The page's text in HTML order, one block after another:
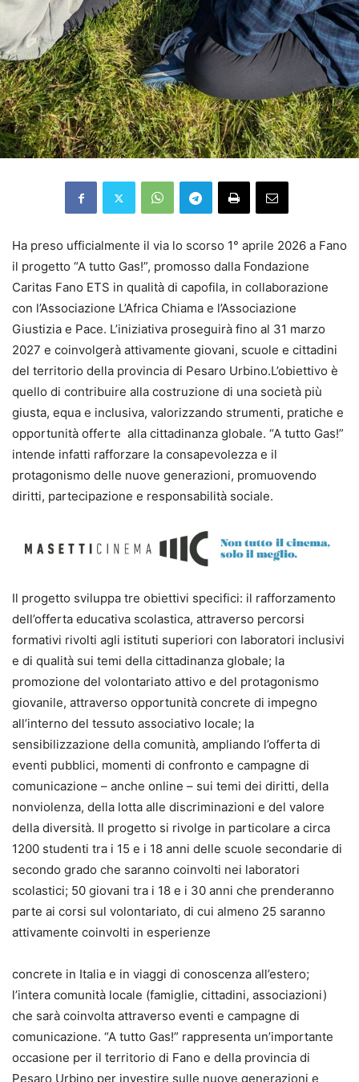
Ha preso ufficialmente il via lo scorso 1° aprile 2026 a Fano
il progetto “A tutto Gas!”, promosso dalla Fondazione
Caritas Fano ETS in qualità di capofila, in collaborazione
con l’Associazione L’Africa Chiama e l’Associazione
Giustizia e Pace. L’iniziativa proseguirà fino al 31 marzo
2027 e coinvolgerà attivamente giovani, scuole e cittadini
del territorio della provincia di Pesaro Urbino.L’obiettivo è
quello di contribuire alla costruzione di una società più
giusta, equa e inclusiva, valorizzando strumenti, pratiche e
opportunità offerte alla cittadinanza globale. “A tutto Gas!”
intende infatti rafforzare la consapevolezza e il
protagonismo delle nuove generazioni, promuovendo
diritti, partecipazione e responsabilità sociale.
Il progetto sviluppa tre obiettivi specifici: il rafforzamento
dell’offerta educativa scolastica, attraverso percorsi
formativi rivolti agli istituti superiori con laboratori inclusivi
e di qualità sui temi della cittadinanza globale; la
promozione del volontariato attivo e del protagonismo
giovanile, attraverso opportunità concrete di impegno
all’interno del tessuto associativo locale; la
sensibilizzazione della comunità, ampliando l’offerta di
eventi pubblici, momenti di confronto e campagne di
comunicazione – anche online – sui temi dei diritti, della
nonviolenza, della lotta alle discriminazioni e del valore
della diversità. Il progetto si rivolge in particolare a circa
1200 studenti tra i 15 e i 18 anni delle scuole secondarie di
secondo grado che saranno coinvolti nei laboratori
scolastici; 50 giovani tra i 18 e i 30 anni che prenderanno
parte ai corsi sul volontariato, di cui almeno 25 saranno
attivamente coinvolti in esperienze
concrete in Italia e in viaggi di conoscenza all’estero;
l’intera comunità locale (famiglie, cittadini, associazioni)
che sarà coinvolta attraverso eventi e campagne di
comunicazione. “A tutto Gas!” rappresenta un’importante
occasione per il territorio di Fano e della provincia di
Pesaro Urbino per investire sulle nuove generazioni e